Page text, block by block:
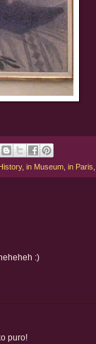
, in Museum, in Paris,
:)
puro!